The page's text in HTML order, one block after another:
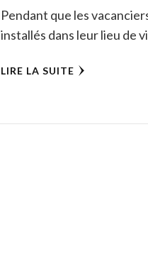
Pendant que les
installés dans leur lieu de
LIRE LA SUITE